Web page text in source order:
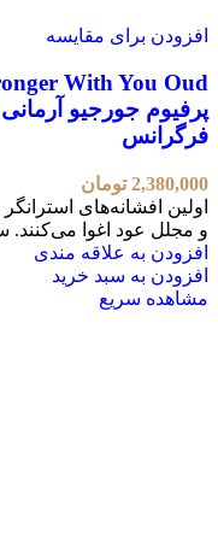
افزودن برای مقایسه
پرفیوم جورجیو
فرگرانس
2,380,000 تومان
اولین افشانه‌های
و مجلل عود اغوا
افزودن به علاقه مندی
افزودن به سبد خرید
مشاهده سریع